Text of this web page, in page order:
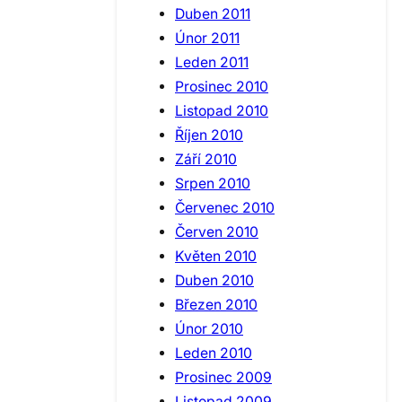
Duben 2011
Únor 2011
Leden 2011
Prosinec 2010
Listopad 2010
Říjen 2010
Září 2010
Srpen 2010
Červenec 2010
Červen 2010
Květen 2010
Duben 2010
Březen 2010
Únor 2010
Leden 2010
Prosinec 2009